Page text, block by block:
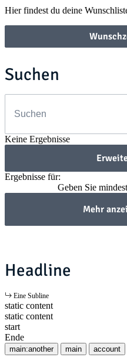
Hier findest du deine
Suchen
Keine Ergebnisse
Ergebnisse für:
Geben Sie
Mehr
Headline
Eine Subline
static content
static content
start
Ende
main:another main account